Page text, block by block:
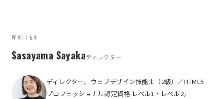
WRITER
Sasayama Sayakaディレクター
ディレクター。ウェブデザイン技能士（2級）／HTML5
プロフェッショナル認定資格 レベル1・レベル2。